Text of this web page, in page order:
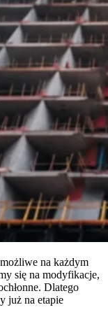
na każdym
się na modyfikacje,
Dlatego
już na etapie